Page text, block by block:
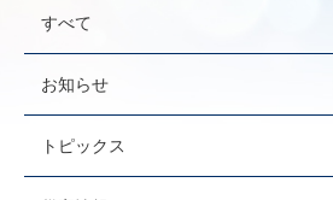
すべて
お知らせ
トピックス